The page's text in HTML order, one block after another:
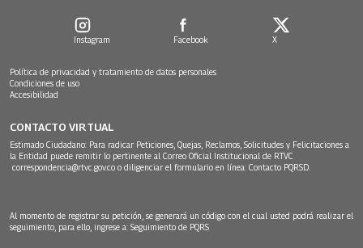
Instagram Facebook X
Política de privacidad y tratamiento de datos personales
Condiciones de uso
Accesibilidad
CONTACTO VIRTUAL
Estimado Ciudadano: Para radicar Peticiones, Quejas, Reclamos, Solicitudes y Felicitaciones a
la Entidad puede remitir lo pertinente al Correo Oficial Institucional de RTVC
correspondencia@rtvc.gov.co o diligenciar el formulario en línea: Contacto PQRSD.
Al momento de registrar su petición, se generará un código con el cual usted podrá realizar el
seguimiento, para ello, ingrese a: Seguimiento de PQRS